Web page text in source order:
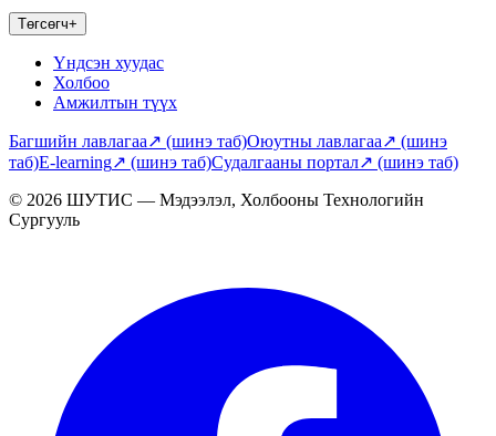
Төгсөгч+
Үндсэн хуудас
Холбоо
Амжилтын түүх
Багшийн лавлагаа↗ (шинэ таб)Оюутны лавлагаа↗ (шинэ
таб)E-learning↗ (шинэ таб)Судалгааны портал↗ (шинэ таб)
© 2026 ШУТИС — Мэдээлэл, Холбооны Технологийн
Сургууль